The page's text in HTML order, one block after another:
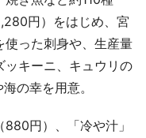
円）をはじめ、宮
使った刺身や、生産量
ッキーニ、キュウリの
の幸を用意。
円）、「冷や汁」